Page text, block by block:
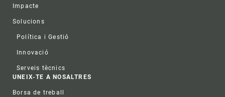
Impacte
Solucions
Política i Gestió
Innovació
Serveis tècnics
UNEIX-TE A NOSALTRES
Borsa de treball